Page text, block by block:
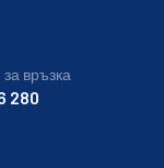
връзка
280